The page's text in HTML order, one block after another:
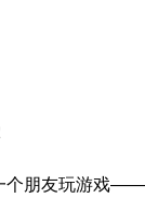
个朋友玩游戏——